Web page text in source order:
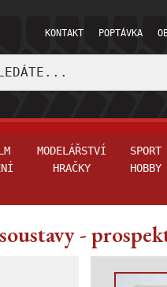
KONTAKT POPTÁVKA
MODELÁŘSTVÍ
HRAČKY
SPORT
HOBBY
-